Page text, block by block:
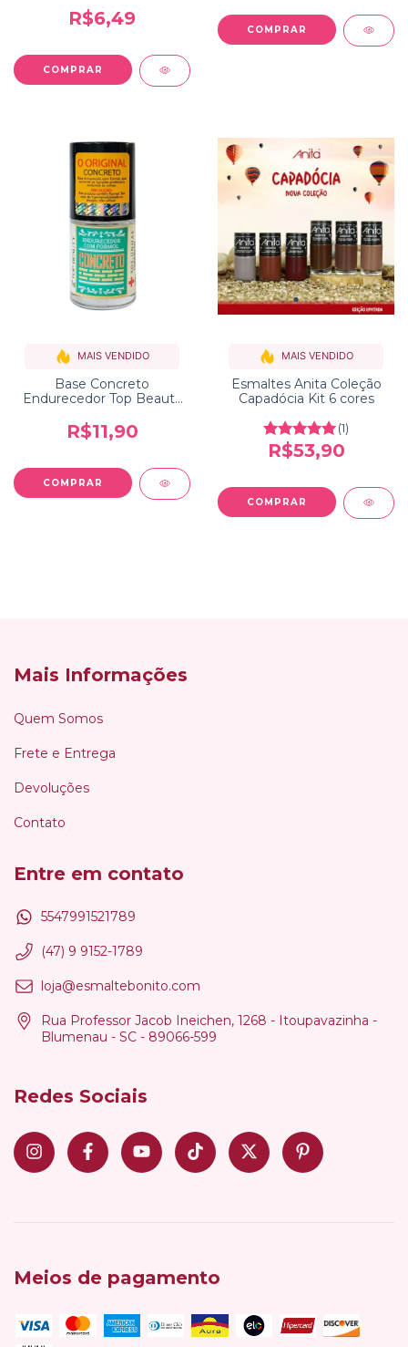
R$6,49
MAIS VENDIDO
Base Concreto
Endurecedor Top Beauty
R$11,90
MAIS VENDIDO
Esmaltes Anita Coleção
Capadócia Kit 6 cores
(1)
R$53,90
Mais Informações
Quem Somos
Frete e Entrega
Devoluções
Contato
Entre em contato
5547991521789
(47) 9 9152-1789
loja@esmaltebonito.com
Rua Professor Jacob Ineichen, 1268 - Itoupavazinha -
Blumenau - SC - 89066-599
Redes Sociais
Meios de pagamento